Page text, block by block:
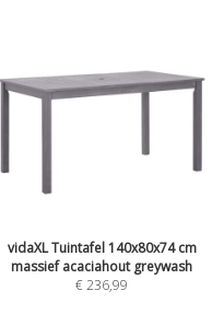
vidaXL Tuintafel 140x80x74 cm
massief acaciahout greywash
€ 236,99